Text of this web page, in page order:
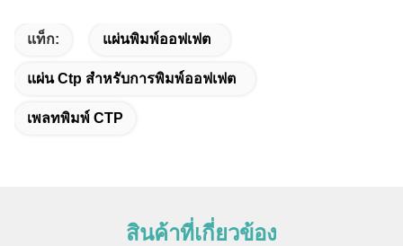
แท็ก: แผ่นพิมพ์ออฟเฟต
แผ่น Ctp สําหรับการพิมพ์ออฟเฟต
เพลทพิมพ์ CTP
สินค้าที่เกี่ยวข้อง